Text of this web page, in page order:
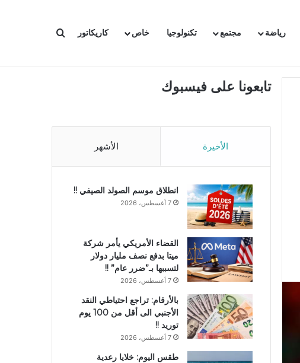
رياضة مجتمع تكنولوجيا خاص كاريكاتور بحث عن
تابعونا على فيسبوك
الأخيرة الأشهر
انطلاق موسم الصولد الصيفي !!
7 أغسطس، 2026
القضاء الأمريكي يأمر شركة
ميتا بدفع نصف مليار دولار
لتسببها بـ”ضرر عام” !!
7 أغسطس، 2026
بالأرقام: تراجع احتياطي النقد
الأجنبي الى أقل من 100 يوم
توريد !!
7 أغسطس، 2026
طقس اليوم: خلايا رعدية